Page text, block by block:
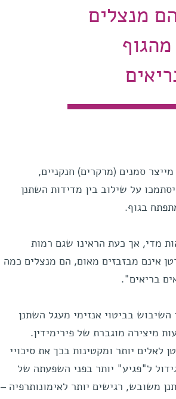
מנצלים
סמנים (מרקרים) חנקניים,
על שילוב בין מדידות השתנן
בגוף.
מדי, אך כעת הראינו שגם רמות
אינם מבזבזים מאום, הם מנצלים כמה
בריאים".
השיבוש בביטוי אנזימי מעגל השתנן
מיצירה מוגברת של פירימידין.
לאלים יותר ומקטינות בכך את סיכויי
ל"פגיע" יותר בפני השפעתה של
משובש, רגישים יותר לאימונותרפיה –